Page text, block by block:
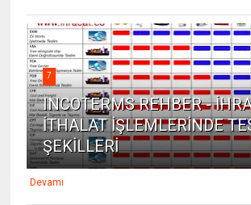
7
INCOTERMS REHBER -
İTHALAT İŞLEMLERİNDE
ŞEKİLLERİ
Devamı